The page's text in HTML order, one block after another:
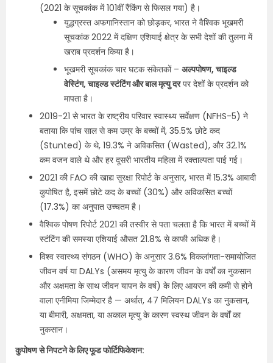
(2021 के सूचकांक में 101वीं रैंकिंग से फिसल गया) है।
युद्धग्रस्त अफगानिस्तान को छोड़कर, भारत ने वैश्विक भूखमरी
सूचकांक 2022 में दक्षिण एशियाई क्षेत्र के सभी देशों की तुलना में
खराब प्रदर्शन किया है।
भूखमरी सूचकांक चार घटक संकेतकों – अल्पपोषण, चाइल्ड
वेस्टिंग, चाइल्ड स्टंटिंग और बाल मृत्यु दरपर देशों के प्रदर्शन को
मापता है।
2019-21 से भारत के राष्ट्रीय परिवार स्वास्थ्य सर्वेक्षण (NFHS-5) ने
बताया कि पांच साल से कम उम्र के बच्चों में, 35.5% छोटे कद
(Stunted) के थे, 19.3% ने अविकसित (Wasted), और 32.1%
कम वजन वाले थे और हर दूसरी भारतीय महिला में रक्ताल्पता पाई गई।
2021 की FAO की खाद्य सुरक्षा रिपोर्ट के अनुसार, भारत में 15.3% आबादी
कुपोषित है, इसमें छोटे कद के बच्चों (30%) और अविकसित बच्चों
(17.3%) का अनुपात उच्चतम है।
वैश्विक पोषण रिपोर्ट 2021 की तस्वीर से पता चलता है कि भारत में बच्चों में
स्टंटिंग की समस्या एशियाई औसत 21.8% से काफी अधिक है।
विश्व स्वास्थ्य संगठन (WHO) के अनुसार 3.6% विकलांगता-समायोजित
जीवन वर्ष या DALYs (असमय मृत्यु के कारण जीवन के वर्षों का नुकसान
और अक्षमता के साथ जीवन यापन के वर्ष) के लिए आयरन की कमी से होने
वाला एनीमिया जिम्मेदार है — अर्थात, 47 मिलियन DALYs का नुकसान,
या बीमारी, अक्षमता, या अकाल मृत्यु के कारण स्वस्थ जीवन के वर्षों का
नुकसान।
कुपोषण से निपटने के लिए फूड फोर्टिफिकेशन: